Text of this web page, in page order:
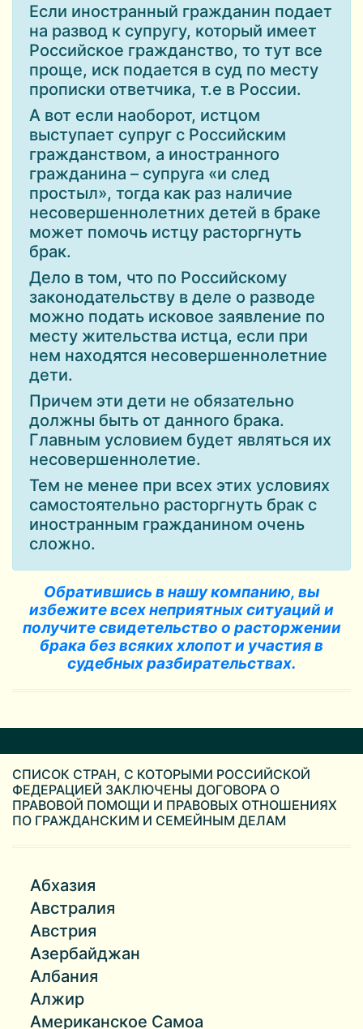
Если иностранный гражданин подает
на развод к супругу, который имеет
Российское гражданство, то тут все
проще, иск подается в суд по месту
прописки ответчика, т.е в России.
А вот если наоборот, истцом
выступает супруг с Российским
гражданством, а иностранного
гражданина – супруга «и след
простыл», тогда как раз наличие
несовершеннолетних детей в браке
может помочь истцу расторгнуть
брак.
Дело в том, что по Российскому
законодательству в деле о разводе
можно подать исковое заявление по
месту жительства истца, если при
нем находятся несовершеннолетние
дети.
Причем эти дети не обязательно
должны быть от данного брака.
Главным условием будет являться их
несовершеннолетие.
Тем не менее при всех этих условиях
самостоятельно расторгнуть брак с
иностранным гражданином очень
сложно.
Обратившись в нашу компанию, вы
избежите всех неприятных ситуаций и
получите свидетельство о расторжении
брака без всяких хлопот и участия в
судебных разбирательствах.
СПИСОК СТРАН, С КОТОРЫМИ РОССИЙСКОЙ
ФЕДЕРАЦИЕЙ ЗАКЛЮЧЕНЫ ДОГОВОРА О
ПРАВОВОЙ ПОМОЩИ И ПРАВОВЫХ ОТНОШЕНИЯХ
ПО ГРАЖДАНСКИМ И СЕМЕЙНЫМ ДЕЛАМ
Абхазия
Австралия
Австрия
Азербайджан
Албания
Алжир
Американское Самоа